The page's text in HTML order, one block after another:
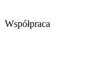
Współpraca